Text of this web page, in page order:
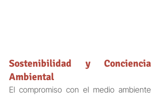
Sostenibilidad y Conciencia
Ambiental
El compromiso con el medio ambiente